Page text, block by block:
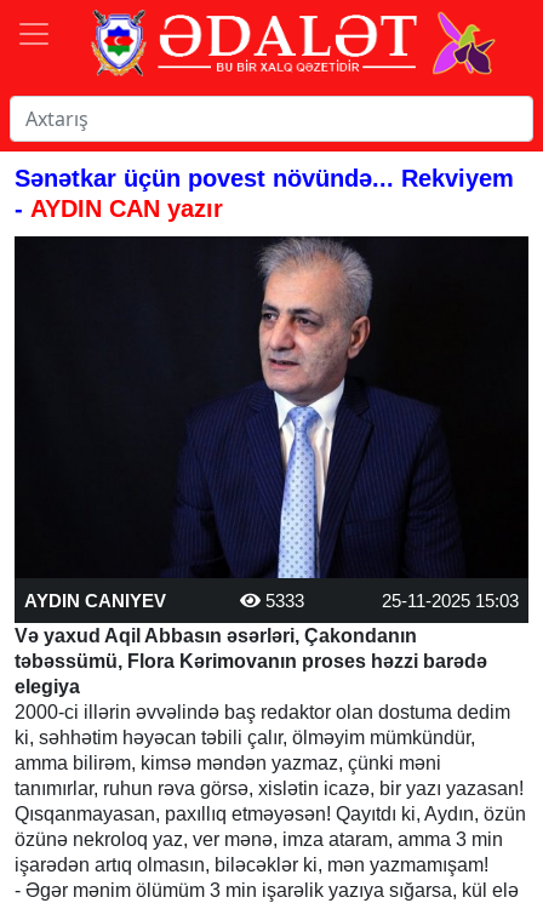
Sənətkar üçün povest növündə... Rekviyem
- AYDIN CAN yazır
AYDIN CANIYEV 5333
25-11-2025 15:03
Və yaxud Aqil Abbasın əsərləri, Çakondanın
təbəssümü, Flora Kərimovanın proses həzzi barədə
elegiya
2000-ci illərin əvvəlində baş redaktor olan dostuma dedim
ki, səhhətim həyəcan təbili çalır, ölməyim mümkündür,
amma bilirəm, kimsə məndən yazmaz, çünki məni
tanımırlar, ruhun rəva görsə, xislətin icazə, bir yazı yazasan!
Qısqanmayasan, paxıllıq etməyəsən! Qayıtdı ki, Aydın, özün
özünə nekroloq yaz, ver mənə, imza ataram, amma 3 min
işarədən artıq olmasın, biləcəklər ki, mən yazmamışam!
- Əgər mənim ölümüm 3 min işarəlik yazıya sığarsa, kül elə